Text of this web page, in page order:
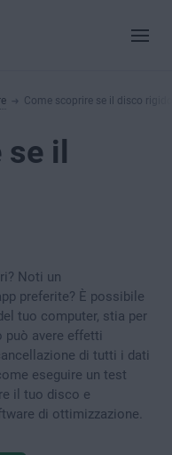
Come scoprire se il disco
il
Noti un
preferite? È possibile
tuo computer, stia per
può avere effetti
di tutti i dati
eseguire un test
il tuo disco e
di ottimizzazione.